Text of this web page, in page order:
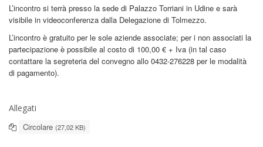
L’incontro si terrà presso la sede di Palazzo Torriani in Udine e sarà
visibile in videoconferenza dalla Delegazione di Tolmezzo.
L’incontro è gratuito per le sole aziende associate; per i non associati la
partecipazione è possibile al costo di 100,00 € + Iva (in tal caso
contattare la segreteria del convegno allo 0432-276228 per le modalità
di pagamento).
Allegati
Circolare (27,02 KB)